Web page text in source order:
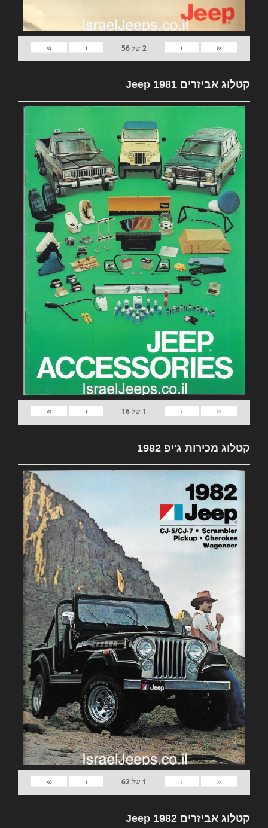
«
‹
2של56
›
»
קטלוג אביזרים 1981 Jeep
«
‹
1 של16
›
»
קטלוג מכירות ג'יפ 1982
«
‹
1 של62
›
»
קטלוג אביזרים 1982 Jeep